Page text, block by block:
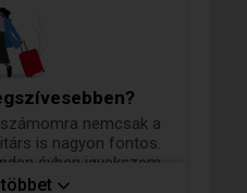
– szeretem azokat
kapok és kicsit
az aktív
állnak hozzám, mint
vagy egy kellemes
nemcsak a
is nagyon fontos.
évben igyekszem
egy tengerpartra,